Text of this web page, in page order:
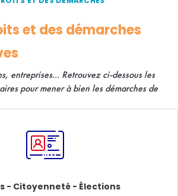
et des démarches
entreprises... Retrouvez ci-dessous les
pour mener à bien les démarches de
- Citoyenneté - Élections